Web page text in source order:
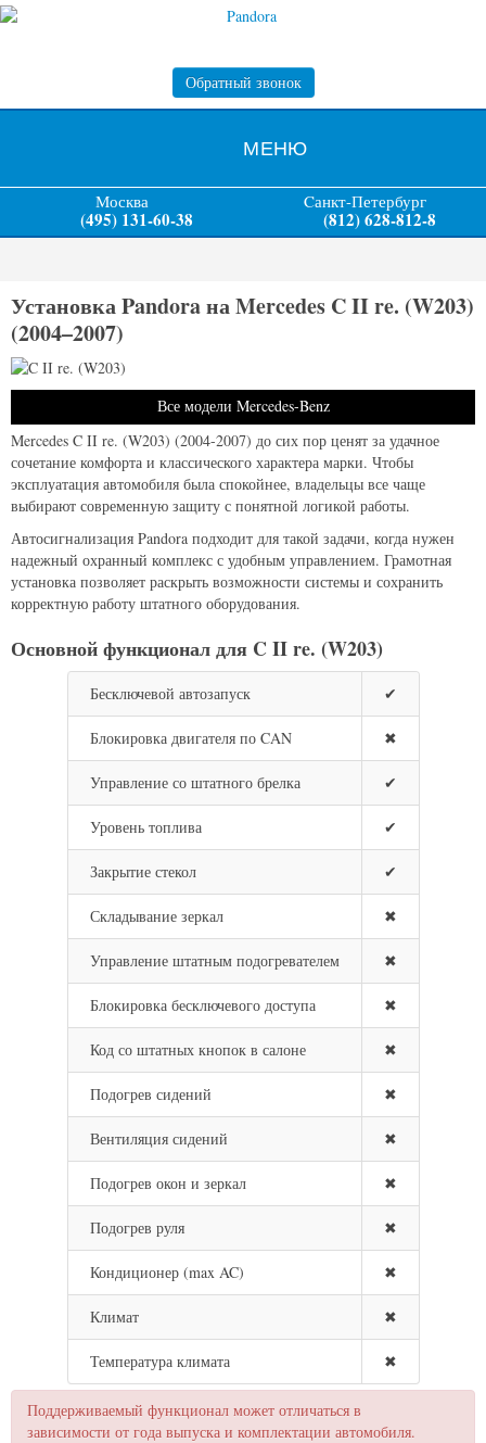
Обратный звонок
МЕНЮ
Москва
(495) 131-60-38
Cанкт-Петербург
(812) 628-812-8
Установка Pandora на Mercedes C II re. (W203)
(2004–2007)
Все модели Mercedes-Benz
Mercedes C II re. (W203) (2004-2007) до сих пор ценят за удачное
сочетание комфорта и классического характера марки. Чтобы
эксплуатация автомобиля была спокойнее, владельцы все чаще
выбирают современную защиту с понятной логикой работы.
Автосигнализация Pandora подходит для такой задачи, когда нужен
надежный охранный комплекс с удобным управлением. Грамотная
установка позволяет раскрыть возможности системы и сохранить
корректную работу штатного оборудования.
Основной функционал для C II re. (W203)
Бесключевой автозапуск ✔
Блокировка двигателя по CAN ✖
Управление со штатного брелка ✔
Уровень топлива ✔
Закрытие стекол ✔
Складывание зеркал ✖
Управление штатным подогревателем ✖
Блокировка бесключевого доступа ✖
Код со штатных кнопок в салоне ✖
Подогрев сидений ✖
Вентиляция сидений ✖
Подогрев окон и зеркал ✖
Подогрев руля ✖
Кондиционер (max AC) ✖
Климат ✖
Температура климата ✖
Поддерживаемый функционал может отличаться в
зависимости от года выпуска и комплектации автомобиля.